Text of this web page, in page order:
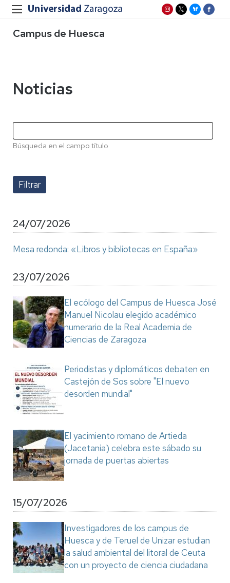
Campus de Huesca
Noticias
Búsqueda en el campo título
24/07/2026
Mesa redonda: «Libros y bibliotecas en España»
23/07/2026
El ecólogo del Campus de Huesca José
Manuel Nicolau elegido académico
numerario de la Real Academia de
Ciencias de Zaragoza
Periodistas y diplomáticos debaten en
Castejón de Sos sobre "El nuevo
desorden mundial"
El yacimiento romano de Artieda
(Jacetania) celebra este sábado su
jornada de puertas abiertas
15/07/2026
Investigadores de los campus de
Huesca y de Teruel de Unizar estudian
la salud ambiental del litoral de Ceuta
con un proyecto de ciencia ciudadana